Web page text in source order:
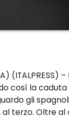
così la caduta
gli
terzo. Oltre